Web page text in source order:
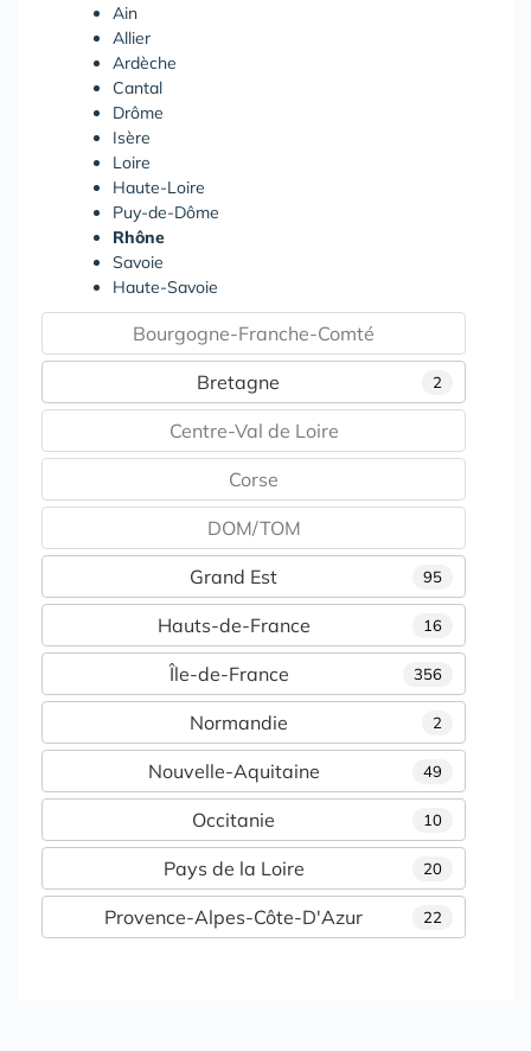
Ain
Allier
Ardèche
Cantal
Drôme
Isère
Loire
Haute-Loire
Puy-de-Dôme
Rhône
Savoie
Haute-Savoie
Bourgogne-Franche-Comté
2
Bretagne
Centre-Val de Loire
Corse
DOM/TOM
95
Grand Est
16
Hauts-de-France
356
Île-de-France
2
Normandie
49
Nouvelle-Aquitaine
10
Occitanie
20
Pays de la Loire
22
Provence-Alpes-Côte-D'Azur